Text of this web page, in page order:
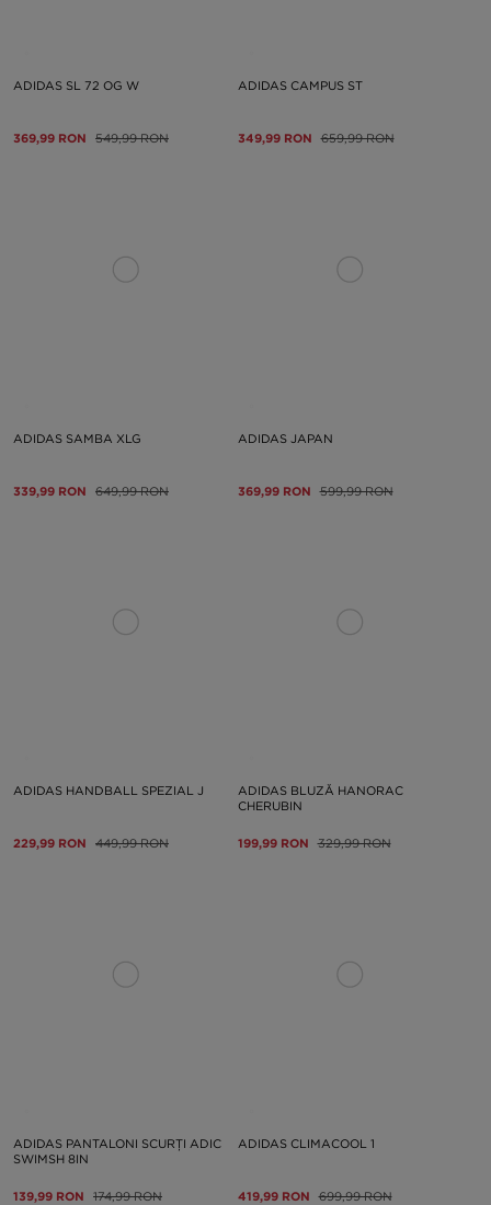
ADIDAS SL 72 OG W
369,99 RON 549,99 RON
ADIDAS CAMPUS ST
349,99 RON 659,99 RON
ADIDAS SAMBA XLG
339,99 RON 649,99 RON
ADIDAS JAPAN
369,99 RON 599,99 RON
ADIDAS HANDBALL SPEZIAL J
229,99 RON 449,99 RON
ADIDAS BLUZĂ HANORAC
CHERUBIN
199,99 RON 329,99 RON
ADIDAS PANTALONI SCURȚI ADIC
SWIMSH 8IN
139,99 RON 174,99 RON
ADIDAS CLIMACOOL 1
419,99 RON 699,99 RON